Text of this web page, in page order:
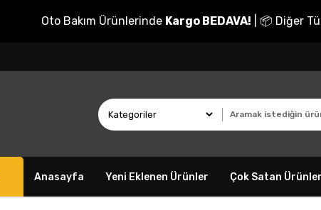
Oto Bakım Ürünlerinde Kargo BEDAVA! | 📦 Diğer
Anasayfa Yeni Eklenen Ürünler Çok Satan Ürünler